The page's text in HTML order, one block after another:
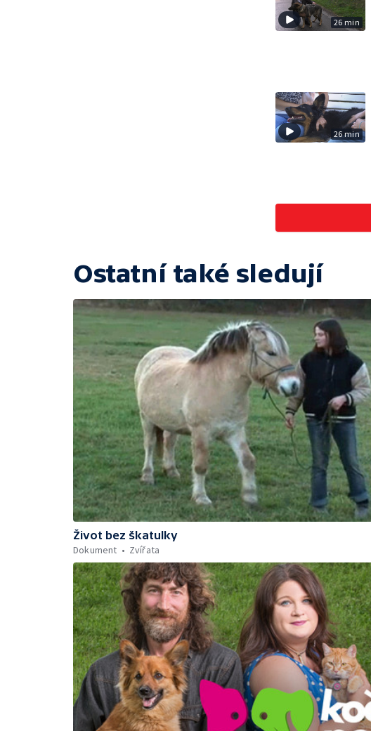
26 min
26 min
Ostatní také sledují
Život bez škatulky
Dokument
Zvířata